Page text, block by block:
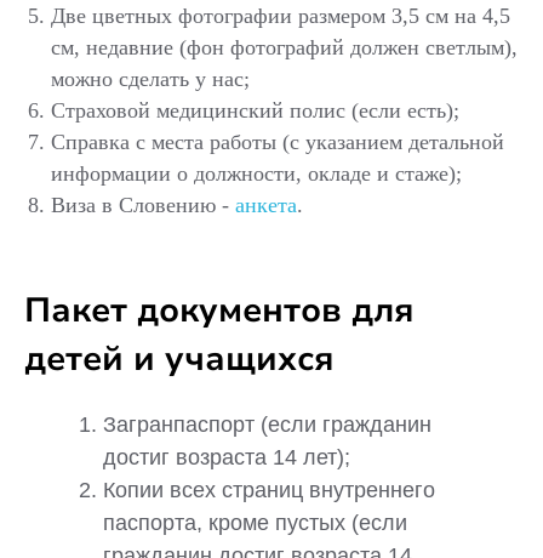
Две цветных фотографии размером 3,5 см на 4,5
см, недавние (фон фотографий должен светлым),
можно сделать у нас;
Страховой медицинский полис (если есть);
Справка с места работы (с указанием детальной
информации о должности, окладе и стаже);
Виза в Словению - анкета.
Пакет документов для
детей и учащихся
Загранпаспорт (если гражданин
достиг возраста 14 лет);
Копии всех страниц внутреннего
паспорта, кроме пустых (если